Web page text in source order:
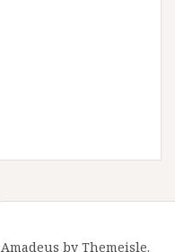
Amadeus by Themeisle.